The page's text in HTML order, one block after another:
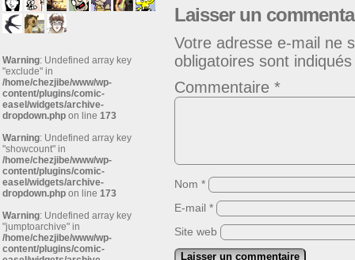
Warning: Undefined array key
"exclude" in
/home/chezjibe/www/wp-
content/plugins/comic-
easel/widgets/archive-
dropdown.php on line 173
Warning: Undefined array key
"showcount" in
/home/chezjibe/www/wp-
content/plugins/comic-
easel/widgets/archive-
dropdown.php on line 173
Warning: Undefined array key
"jumptoarchive" in
/home/chezjibe/www/wp-
content/plugins/comic-
Laisser un
Votre adresse e-mail ne
obligatoires sont
Commentaire *
Nom *
E-mail *
Site web